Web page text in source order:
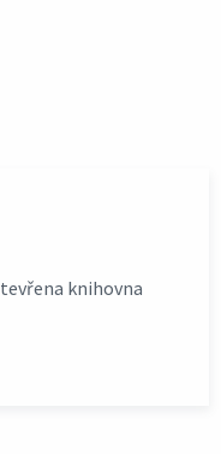
knihovna